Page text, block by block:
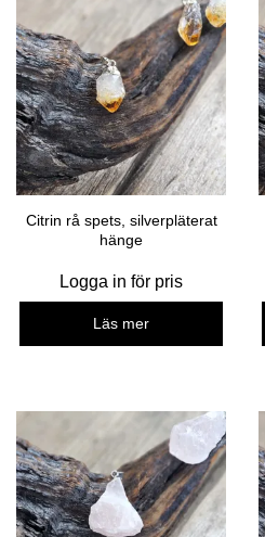
Citrin rå spets, silverpläterat
hänge
Logga in för pris
Läs mer